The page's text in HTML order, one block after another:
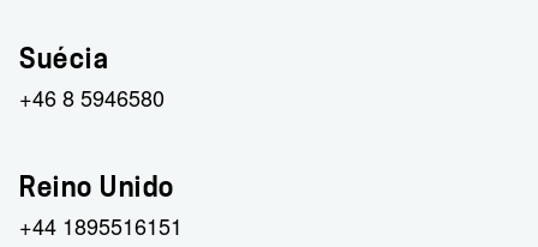
Suécia
+46 8 5946580
Reino Unido
+44 1895516151